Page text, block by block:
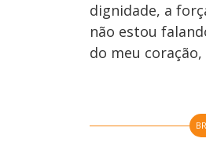
dignidade, a
não estou
do meu